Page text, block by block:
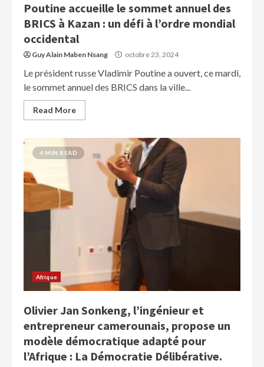
Poutine accueille le sommet annuel des
BRICS à Kazan : un défi à l’ordre mondial
occidental
Guy Alain Maben Nsang octobre 23, 2024
Le président russe Vladimir Poutine a ouvert, ce mardi,
le sommet annuel des BRICS dans la ville...
Read More
4 MIN READ
Afrique
Olivier Jan Sonkeng, l’ingénieur et
entrepreneur camerounais, propose un
modèle démocratique adapté pour
l’Afrique : La Démocratie Délibérative.